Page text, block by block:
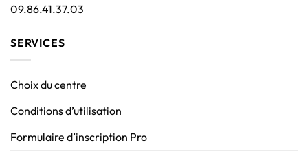
09.86.41.37.03
SERVICES
Choix du centre
Conditions d’utilisation
Formulaire d’inscription Pro